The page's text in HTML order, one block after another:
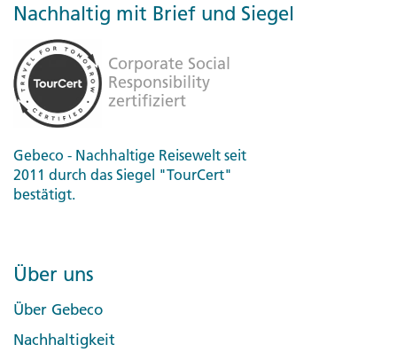
Nachhaltig mit Brief und Siegel
Gebeco - Nachhaltige Reisewelt seit
2011 durch das Siegel "TourCert"
bestätigt.
Über uns
Über Gebeco
Nachhaltigkeit